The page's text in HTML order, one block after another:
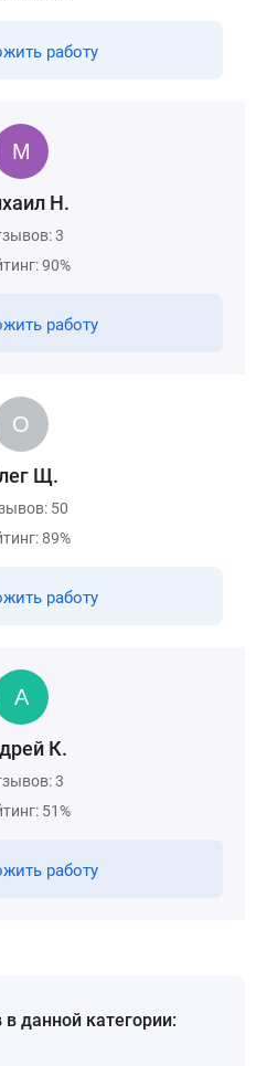
работу
Н.
3
90%
работу
Щ.
50
89%
работу
К.
3
51%
работу
данной категории: